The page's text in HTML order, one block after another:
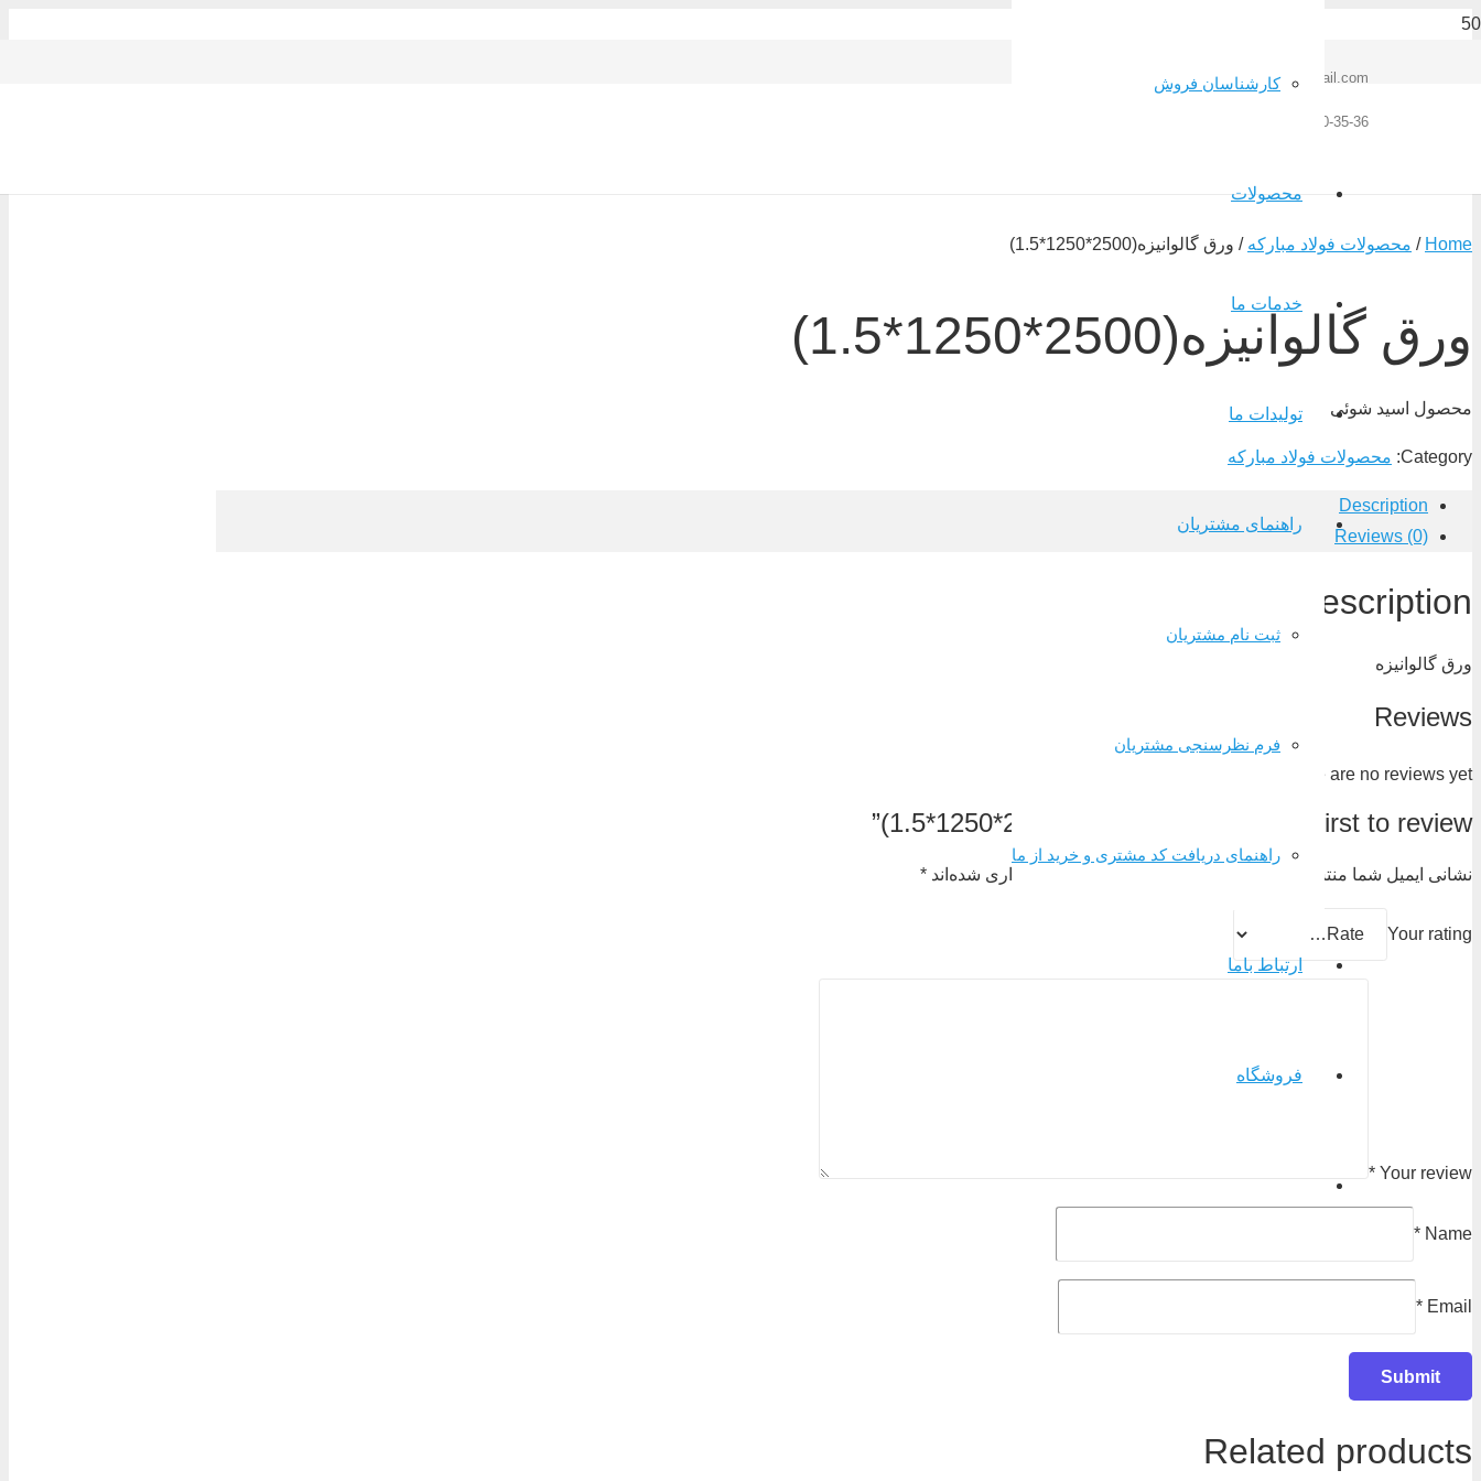
kaspian.foolad@gmail.com
02833454810-30-35-36
کارشناسان فروش
محصولات
خدمات ما
تولیدات ما
راهنمای مشتریان
ثبت نام مشتریان
فرم نظرسنجی مشتریان
راهنمای دریافت کد مشتری و خرید از ما
ارتباط باما
فروشگاه
Home
/ محصولات فولاد مبارکه / ورق گالوانیزه(2500*1250*1.5)
ورق گالوانیزه(2500*1250*1.5)
محصول اسید شوئی
Category: محصولات فولاد مبارکه
Description
Reviews (0)
Description
ورق گالوانیزه
Reviews
There are no reviews yet.
Be the first to review “ورق گالوانیزه(2500*1250*1.5)”
نشانی ایمیل شما منتشر نخواهد شد. بخش‌های موردنیاز علامت‌گذاری شده‌اند *
Your rating
Your review
*
Name
*
Email
*
Related products